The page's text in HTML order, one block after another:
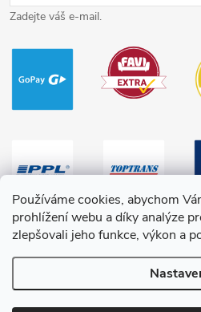
Používáme cookies, abychom
prohlížení webu a díky analýze
zlepšovali jeho funkce, výkon a
Zadejte váš e-mail.